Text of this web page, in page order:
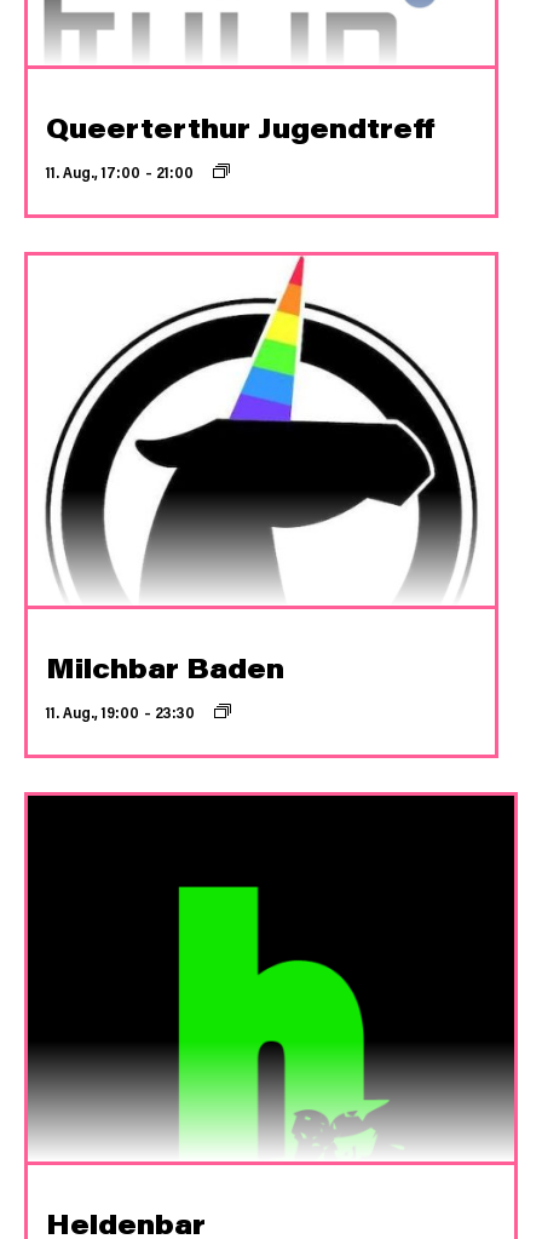
Queerterthur Jugendtreff
11. Aug., 17:00 – 21:00
Milchbar Baden
11. Aug., 19:00 – 23:30
Heldenbar